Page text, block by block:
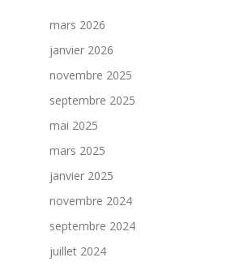
mars 2026
janvier 2026
novembre 2025
septembre 2025
mai 2025
mars 2025
janvier 2025
novembre 2024
septembre 2024
juillet 2024